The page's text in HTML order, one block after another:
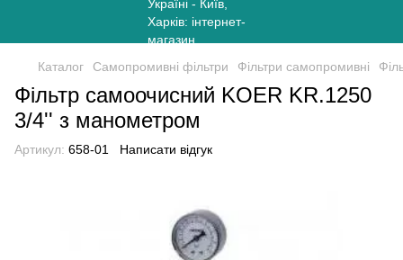
Каталог Самопромивні фільтри Фільтри самопромивні
Фільтр самоочисний KOER KR.1250
3/4'' з манометром
Артикул: 658-01 Написати відгук